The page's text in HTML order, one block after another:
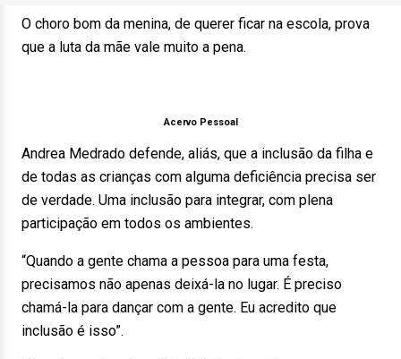
O choro bom da menina, de querer ficar na escola, prova
que a luta da mãe vale muito a pena.
Acervo Pessoal
Andrea Medrado defende, aliás, que a inclusão da filha e
de todas as crianças com alguma deficiência precisa ser
de verdade. Uma inclusão para integrar, com plena
participação em todos os ambientes.
“Quando a gente chama a pessoa para uma festa,
precisamos não apenas deixá-la no lugar. É preciso
chamá-la para dançar com a gente. Eu acredito que
inclusão é isso”.